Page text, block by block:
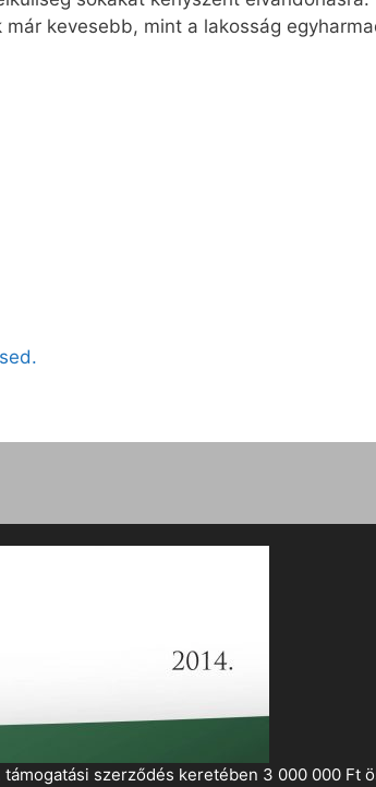
kevesebb, mint a lakosság
szerződés keretében 3 000 000 Ft